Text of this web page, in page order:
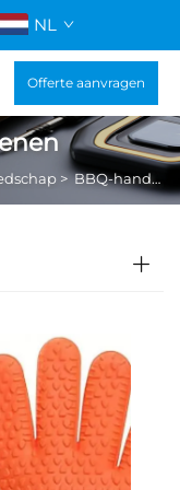
NL
Offerte aanvragen
>BBQ-handschoenen